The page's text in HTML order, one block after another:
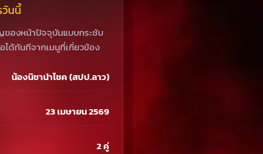
วันนี้
องหน้าปัจจุบันแบบกระชับ
ได้ทันทีจากเมนูที่เกี่ยวข้อง
น้องนิชานำโชค (สปป.ลาว)
23 เมษายน 2569
2 คู่